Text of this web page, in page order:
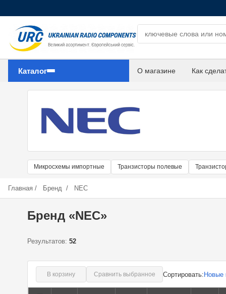
Каталог О магазине Как
Микросхемы импортные Транзисторы полевые
Главная / Бренд / NEC
Бренд «NEC»
Результатов: 52
В корзину Сравнить выбранное Сортировать:Новые